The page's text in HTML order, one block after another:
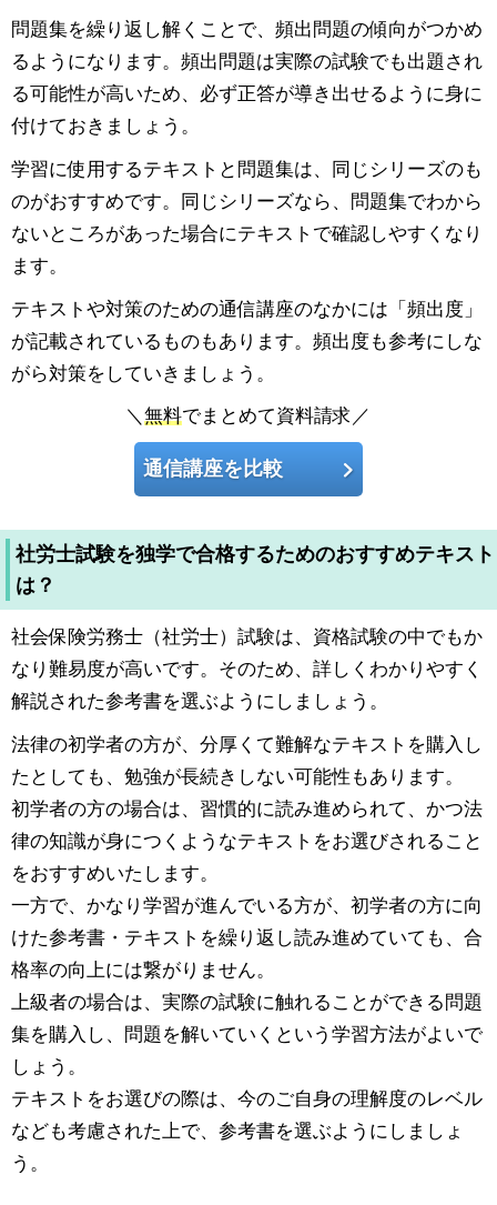
問題集を繰り返し解くことで、頻出問題の傾向がつかめ
るようになります。頻出問題は実際の試験でも出題され
る可能性が高いため、必ず正答が導き出せるように身に
付けておきましょう。
学習に使用するテキストと問題集は、同じシリーズのも
のがおすすめです。同じシリーズなら、問題集でわから
ないところがあった場合にテキストで確認しやすくなり
ます。
テキストや対策のための通信講座のなかには「頻出度」
が記載されているものもあります。頻出度も参考にしな
がら対策をしていきましょう。
＼無料でまとめて資料請求／
通信講座を比較
社労士試験を独学で合格するためのおすすめテキスト
は？
社会保険労務士（社労士）試験は、資格試験の中でもか
なり難易度が高いです。そのため、詳しくわかりやすく
解説された参考書を選ぶようにしましょう。
法律の初学者の方が、分厚くて難解なテキストを購入し
たとしても、勉強が長続きしない可能性もあります。
初学者の方の場合は、習慣的に読み進められて、かつ法
律の知識が身につくようなテキストをお選びされること
をおすすめいたします。
一方で、かなり学習が進んでいる方が、初学者の方に向
けた参考書・テキストを繰り返し読み進めていても、合
格率の向上には繋がりません。
上級者の場合は、実際の試験に触れることができる問題
集を購入し、問題を解いていくという学習方法がよいで
しょう。
テキストをお選びの際は、今のご自身の理解度のレベル
なども考慮された上で、参考書を選ぶようにしましょ
う。